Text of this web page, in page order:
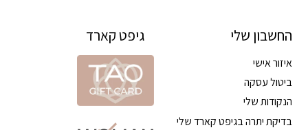
החשבון שלי
איזור אישי
ביטול עסקה
הנקודות שלי
בדיקת יתרה בגיפט קארד שלי
גיפט קארד